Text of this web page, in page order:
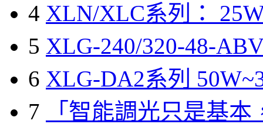
4 XLN/XLC系列：
5 XLG-240/320-48-
6 XLG-DA2系列
7
「智能調光只是基本